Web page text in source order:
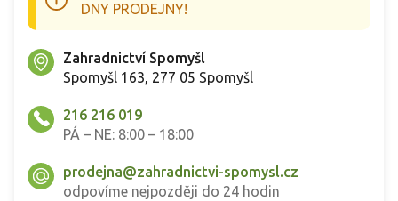
DNY PRODEJNY!
Zahradnictví Spomyšl
Spomyšl 163, 277 05 Spomyšl
216 216 019
PÁ – NE: 8:00 – 18:00
prodejna@zahradnictvi-spomysl.cz
odpovíme nejpozději do 24 hodin